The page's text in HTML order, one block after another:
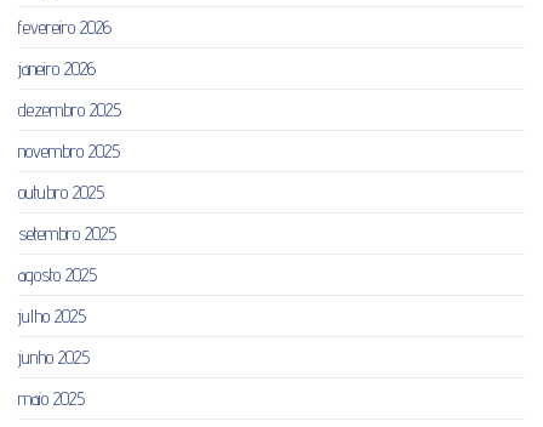
fevereiro 2026
janeiro 2026
dezembro 2025
novembro 2025
outubro 2025
setembro 2025
agosto 2025
julho 2025
junho 2025
maio 2025